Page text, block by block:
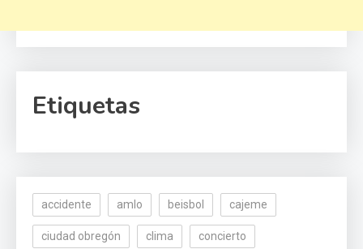
Etiquetas
accidente amlo beisbol cajeme
ciudad obregón clima concierto